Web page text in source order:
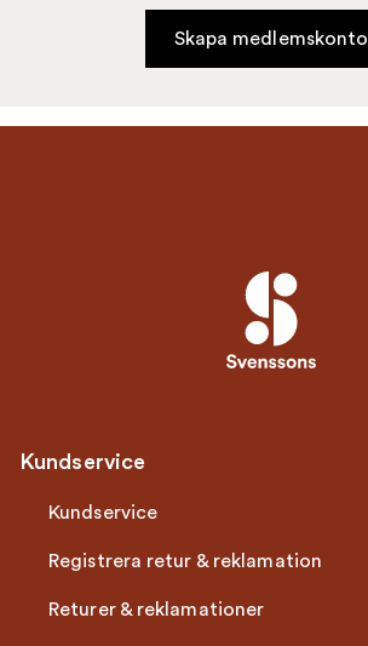
Skapa medlemskonto
Kundservice
Kundservice
Registrera retur & reklamation
Returer & reklamationer